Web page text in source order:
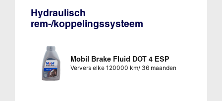
Hydraulisch
rem-/koppelingssysteem
Mobil Brake Fluid DOT 4 ESP
Ververs elke 120000 km/ 36 maanden